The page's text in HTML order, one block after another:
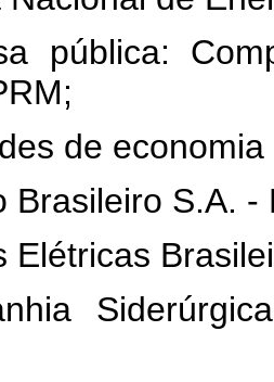
pública:
de economia
Brasileiro S.A. -
Elétricas